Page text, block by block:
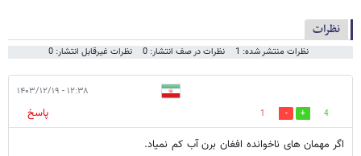
نظرات
نظرات منتشر شده: 1 نظرات در صف انتشار: 0 نظرات غیرقابل انتشار: 0
۱۲:۳۸ - ۱۴۰۳/۱۲/۱۹
4
1
پاسخ
اگر مهمان های ناخوانده افغان برن آب کم نمیاد.